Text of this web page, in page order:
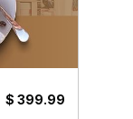
$ 399.99